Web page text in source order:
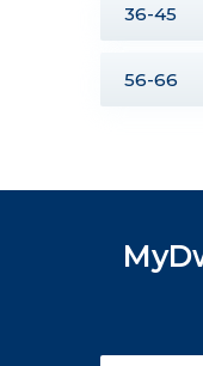
36-45
56-66